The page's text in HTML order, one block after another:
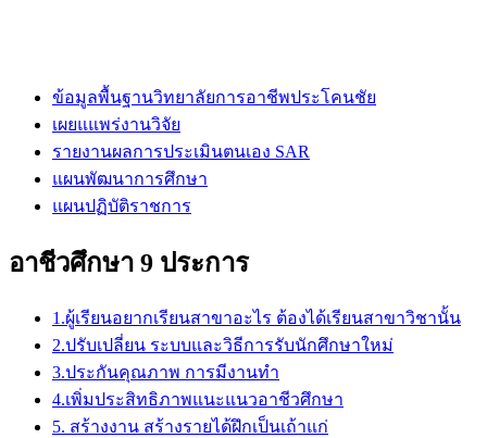
ข้อมูลพื้นฐานวิทยาลัยการอาชีพประโคนชัย
เผยแแพร่งานวิจัย
รายงานผลการประเมินตนเอง SAR
แผนพัฒนาการศึกษา
แผนปฏิบัติราชการ
อาชีวศึกษา 9 ประการ
1.ผู้เรียนอยากเรียนสาขาอะไร ต้องได้เรียนสาขาวิชานั้น
2.ปรับเปลี่ยน ระบบและวิธีการรับนักศึกษาใหม่
3.ประกันคุณภาพ การมีงานทำ
4.เพิ่มประสิทธิภาพแนะแนวอาชีวศึกษา
5. สร้างงาน สร้างรายได้ฝึกเป็นเถ้าแก่